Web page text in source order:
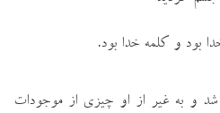
شد و به غير از او چيزي از موجودات